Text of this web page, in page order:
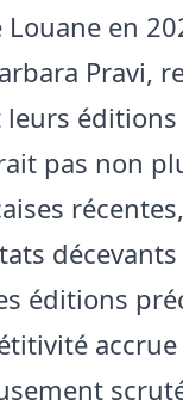
en
Pravi,
éditions
pas non
éditions